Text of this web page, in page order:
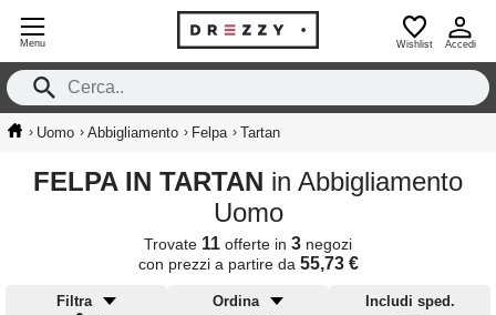
Menu Wishlist Accedi
› Uomo › Abbigliamento › Felpa › Tartan
FELPA IN TARTAN in Abbigliamento
Uomo
Trovate 11 offerte in 3 negozi
con prezzi a partire da 55,73 €
Filtra
Ordina
Includi sped.